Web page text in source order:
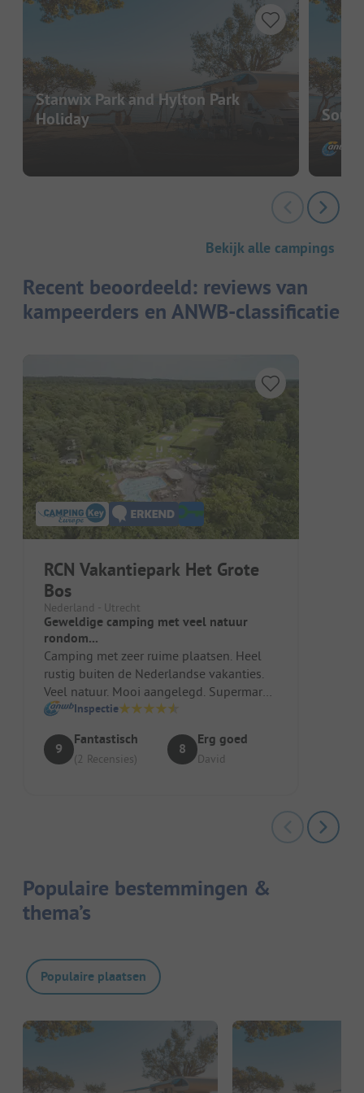
Stanwix Park and Hylton Park
Holiday
Bekijk alle campings
Recent beoordeeld: reviews van
kampeerders en ANWB-classificatie
RCN Vakantiepark Het Grote
Bos
Nederland - Utrecht
Geweldige camping met veel natuur
rondom...
Camping met zeer ruime plaatsen. Heel
rustig buiten de Nederlandse vakanties.
Veel natuur. Mooi aangelegd. Supermarkt
met goed assortiment, zeer mod...
Inspectie
9
Fantastisch
(2 Recensies)
8
Erg goed
David
Populaire bestemmingen &
thema’s
Populaire plaatsen